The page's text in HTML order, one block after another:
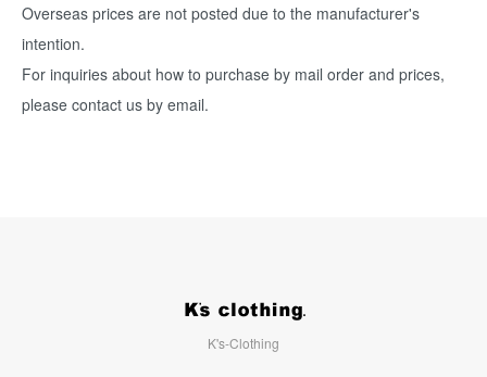
Overseas prices are not posted due to the manufacturer's
intention.
For inquiries about how to purchase by mail order and prices,
please contact us by email.
K's-Clothing